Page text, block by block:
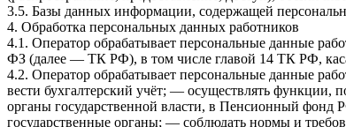
3.5. Базы данных информации, содержащей
4. Обработка персональных данных работников
4.1. Оператор обрабатывает персональные данные
ФЗ (далее — ТК РФ), в том числе главой 14 ТК РФ,
4.2. Оператор обрабатывает персональные данные
вести бухгалтерский учёт; — осуществлять функции,
органы государственной власти, в Пенсионный фонд
государственные органы; — соблюдать нормы и